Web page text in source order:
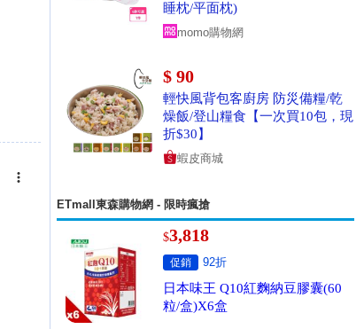
睡枕/平面枕)
momo購物網
$ 90
輕快風背包客廚房 防災備糧/乾
燥飯/登山糧食【一次買10包，現
折$30】
蝦皮商城
ETmall東森購物網 - 限時瘋搶
$3,818
促銷 92折
日本味王 Q10紅麴納豆膠囊(60
粒/盒)X6盒